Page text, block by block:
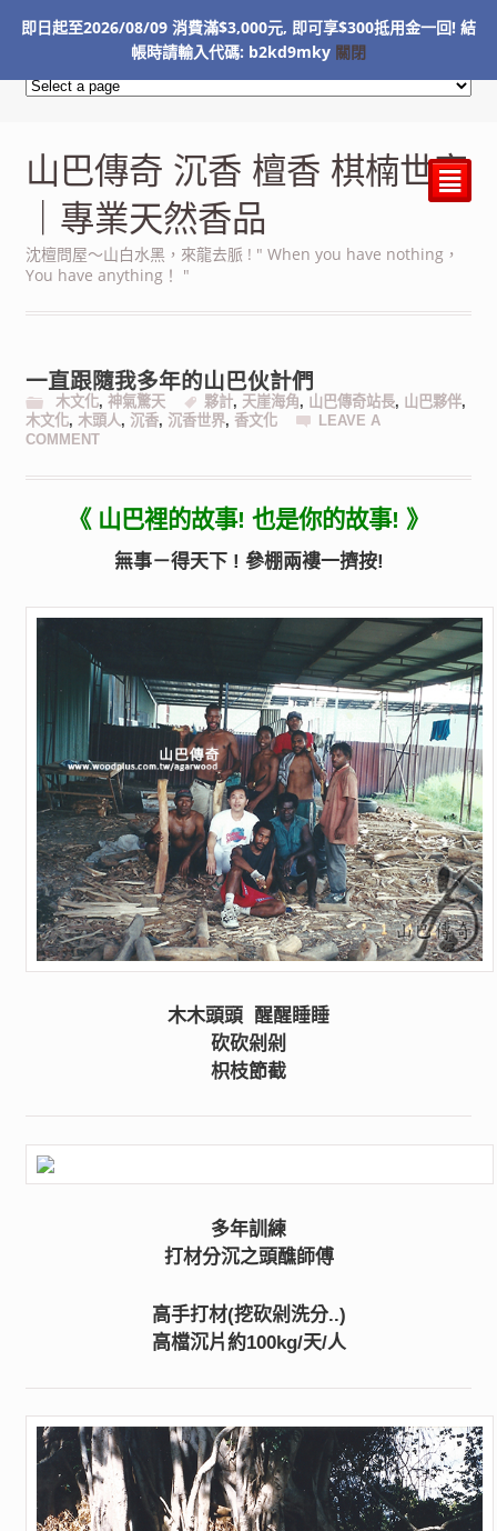
山巴傳奇 沉香 檀香 棋楠世家
｜專業天然香品
沈檀問屋～山白水黑，來龍去脈 ! " When you have nothing，
You have anything！ "
²
一直跟隨我多年的山巴伙計們
木文化, 神氣驚天 夥計, 天崖海角, 山巴傳奇站長, 山巴夥伴,
木文化, 木頭人, 沉香, 沉香世界, 香文化
LEAVE A
COMMENT
《 山巴裡的故事! 也是你的故事! 》
無事－得天下 ! 參棚兩褸一擠按!
木木頭頭 醒醒睡睡
砍砍剁剁
枳枝節截
多年訓練
打材分沉之頭醮師傅
高手打材(挖砍剁洗分..)
高檔沉片約100kg/天/人
即日起至2026/08/09 消費滿$3,000元, 即可享$300抵用金一回! 結
帳時請輸入代碼: b2kd9mky 關閉